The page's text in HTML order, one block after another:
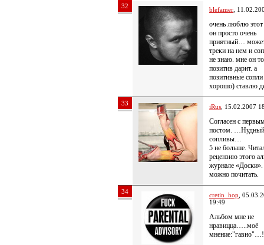
32 blefamer ,
очень люблю
он просто очень
приятный…
треки на нем и
не знаю. мне он
позитив дарит. а
позитивные сопли
хорошо) ставлю
33 iRus , 15.02.2007
Согласен с
постом.
сопливы…
5 не больше.
рецензию этого
журнале
можно почитать.
34 cretin_hop ,
19:49
Альбом мне не
нравицца…..моё
мнение:"гавно"…!